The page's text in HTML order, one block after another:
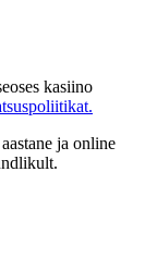
kasiino
ja online